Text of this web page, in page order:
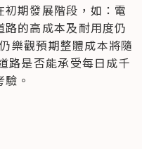
期發展階段，如：電
的高成本及耐用度仍
樂觀預期整體成本將隨
路是否能承受每日成千
。